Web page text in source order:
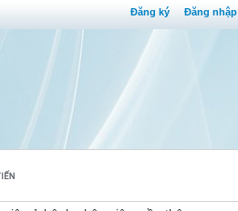
Đăng ký Đăng nhập